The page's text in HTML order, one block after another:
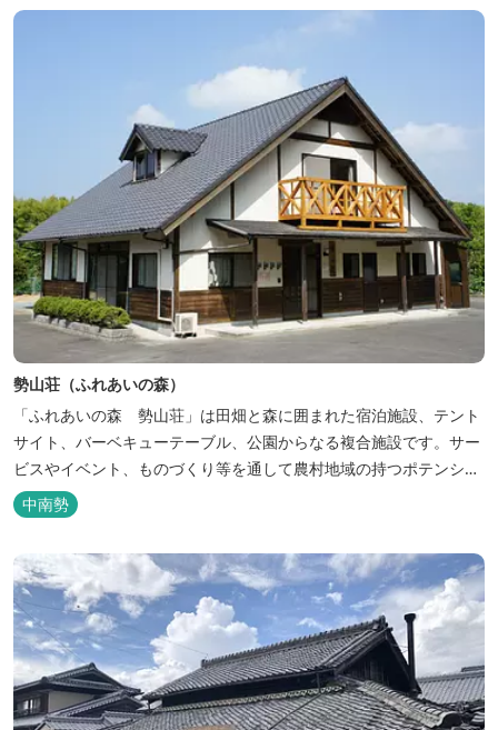
勢山荘（ふれあいの森）
「ふれあいの森 勢山荘」は田畑と森に囲まれた宿泊施設、テント
サイト、バーベキューテーブル、公園からなる複合施設です。サー
ビスやイベント、ものづくり等を通して農村地域の持つポテンシャ
ルを発信しています。 めだかやタガメなど水生生物が生息し、初夏
にはホタルが飛び交う「メダカ池」や、約９０００本のあじさいが
い田舎にタイムスリップしてみま...
中南勢